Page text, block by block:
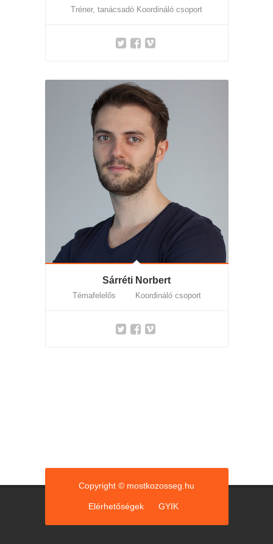
Tréner, tanácsadó Koordináló csoport
Sárréti Norbert
Témafelelős Koordináló csoport
Copyright © mostkozosseg.hu
Elérhetőségek GYIK